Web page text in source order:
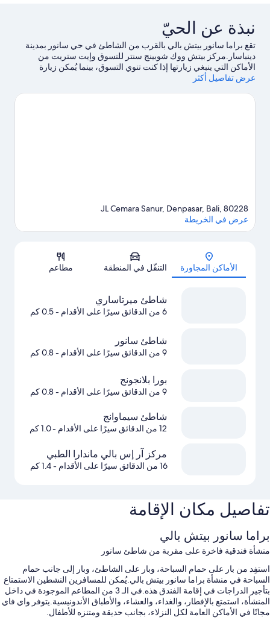
نبذة عن الحيّ
تقع براما سانور بيتش بالي ‏بالقرب من الشاطئ في حي سانور بمدينة
دينباسار.مركز بيتش ووك شوبينج سنتر للتسوق وإيت ستريت من
الأماكن التي ينبغي زيارتها إذا كنت تنوي التسوق، بينما يُمكن زيارة
شاطئ سانور وشاطئ كوتا لاستكشاف الأماكن الجميلة في المنطقة.لا
مارين بارك أيضًا. اكتشف المغامرات المائية في المنطقة من خلال
عرض تفاصيل أكثر
الخريطة
JL Cemara Sanur, Denpasar, Bali, 80228
عرض في الخريطة
الأماكن المجاورة التنقّل في المنطقة مطاعم
شاطئ ميرتاساري
6 من الدقائق سيرًا على الأقدام - 0.5 كم
شاطئ سانور
9 من الدقائق سيرًا على الأقدام - 0.8 كم
بورا بلانجونج
9 من الدقائق سيرًا على الأقدام - 0.8 كم
شاطئ سيماوانج
12 من الدقائق سيرًا على الأقدام - 1.0 كم
مركز آر إس بالي ماندارا الطبي
16 من الدقائق سيرًا على الأقدام - 1.4 كم
تفاصيل مكان الإقامة
براما سانور بيتش بالي
منشأة فندقية فاخرة على مقربة من شاطئ سانور
استفِد من بار على حمام السباحة، وبار على الشاطئ، وبار إلى جانب حمام
السباحة في منشأة براما سانور بيتش بالي.يُمكن للمسافرين النشطين الاستمتاع
بتأجير الدراجات في إقامة الفندق هذه.في الـ 3 من المطاعم الموجودة في داخل
المنشأة، استمتع بالإفطار، والغداء، والعشاء، والأطباق الأندونيسية.يتوفر واي فاي
مجانًا في الأماكن العامة لكل النزلاء، بجانب حديقة ومتنزه للأطفال.